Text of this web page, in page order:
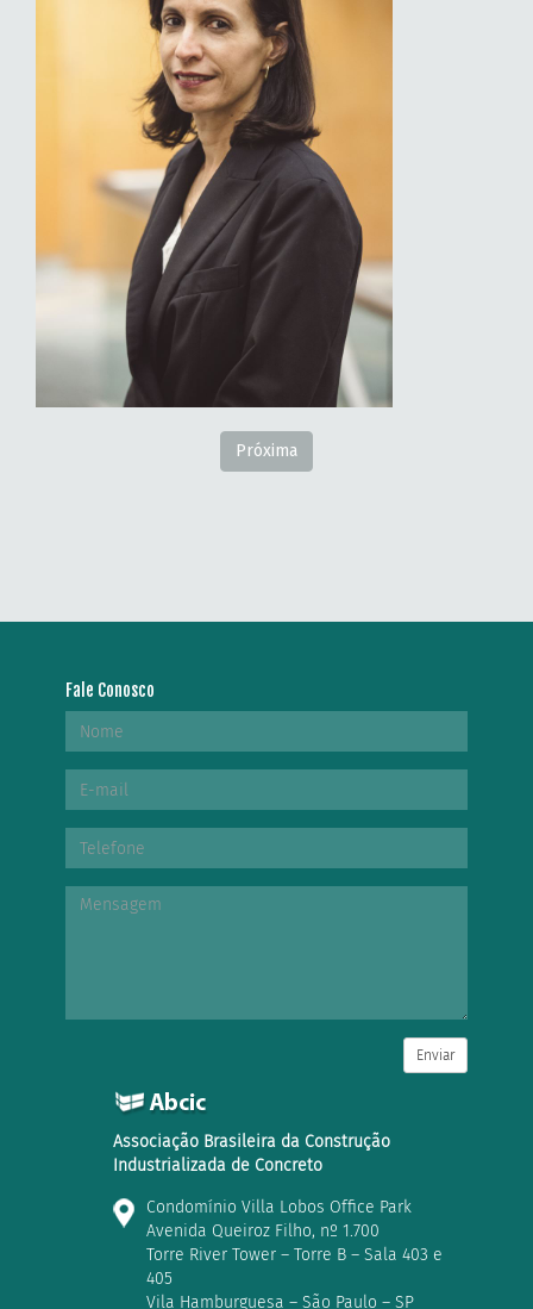
Próxima
Fale Conosco
Enviar
Associação Brasileira da Construção
Industrializada de Concreto
Condomínio Villa Lobos Office Park
Avenida Queiroz Filho, nº 1.700
Torre River Tower – Torre B – Sala 403 e
405
Vila Hamburguesa – São Paulo – SP